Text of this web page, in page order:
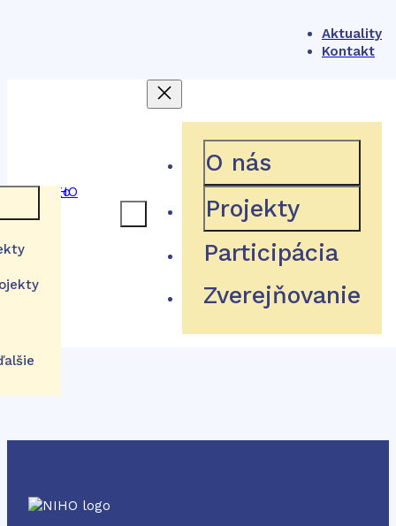
Aktuality
Kontakt
O nás
Projekty
Participácia
Zverejňovanie
404
Hľadaná stránka neexistuje